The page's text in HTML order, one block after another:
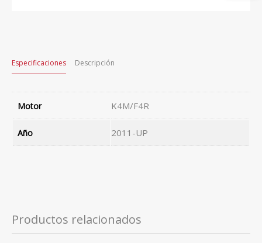
Especificaciones Descripción
Motor K4M/F4R
Año 2011-UP
Productos relacionados